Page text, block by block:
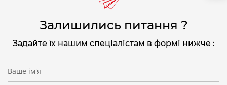
Залишились питання ?
Задайте їх нашим спеціалістам в формі нижче :
Ваше ім'я